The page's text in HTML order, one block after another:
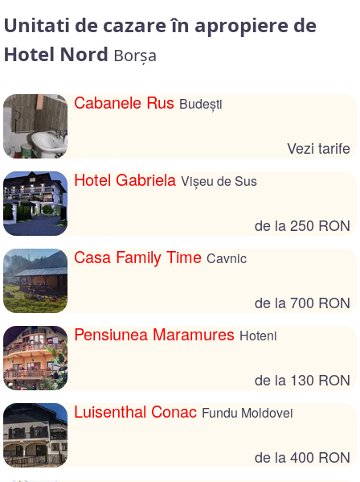
Unitati de cazare în apropiere de
Hotel Nord Borșa
Cabanele Rus Budești
Vezi tarife
Hotel Gabriela Vișeu de Sus
de la 250 RON
Casa Family Time Cavnic
de la 700 RON
Pensiunea Maramures Hoteni
de la 130 RON
Luisenthal Conac Fundu Moldovei
de la 400 RON